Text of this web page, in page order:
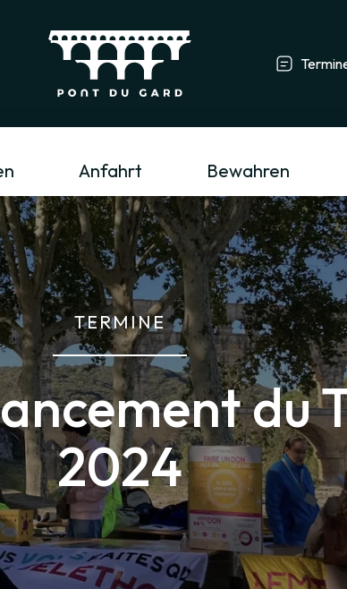
Tourismusfachmann/-frau & Gruppe
Anfahrt Bewahren
TERMINE
du
2024